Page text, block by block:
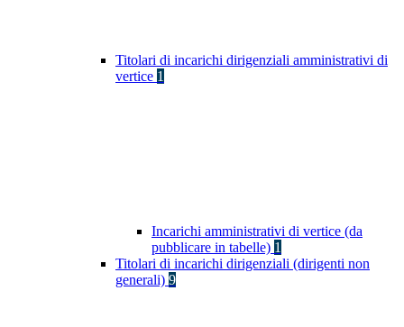
Titolari di incarichi dirigenziali amministrativi di
vertice 1
Incarichi amministrativi di vertice (da
pubblicare in tabelle) 1
Titolari di incarichi dirigenziali (dirigenti non
generali) 9